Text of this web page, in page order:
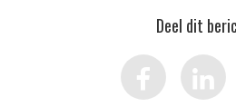
Deel dit